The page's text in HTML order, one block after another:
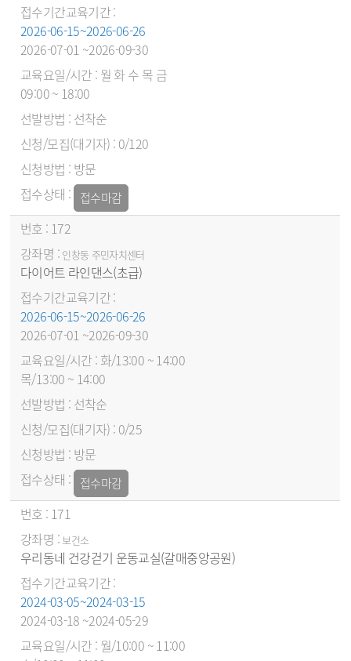
2026-06-15~2026-06-26
2026-07-01 ~2026-09-30
월 화 수 목 금
09:00 ~ 18:00
선착순
0/120
방문
접수마감
172
인창동 주민자치센터
다이어트 라인댄스(초급)
2026-06-15~2026-06-26
2026-07-01 ~2026-09-30
화/13:00 ~ 14:00
목/13:00 ~ 14:00
선착순
0/25
방문
접수마감
171
보건소
우리동네 건강걷기 운동교실(갈매중앙공원)
2024-03-05~2024-03-15
2024-03-18 ~2024-05-29
월/10:00 ~ 11:00